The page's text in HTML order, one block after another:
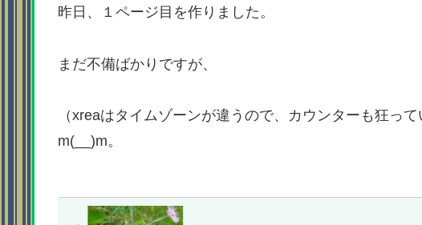
昨日、１ページ目を作りました。
まだ不備ばかりですが、
（xreaはタイムゾーンが違うので、カウンターも狂っ
m(__)m。